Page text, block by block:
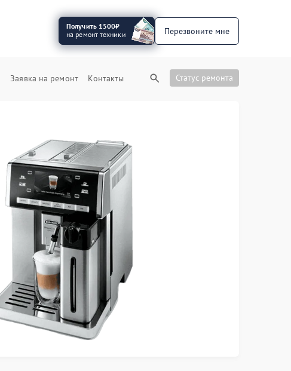
Получить 1500₽
на ремонт техники
Перезвоните мне
Заявка на ремонт Контакты Статус ремонта